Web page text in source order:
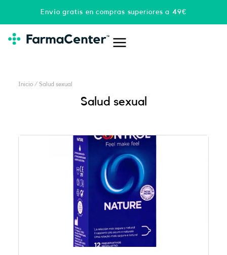
Envío gratis en compras superiores a 49€
Inicio / Salud sexual
Salud sexual
PáginaPágina